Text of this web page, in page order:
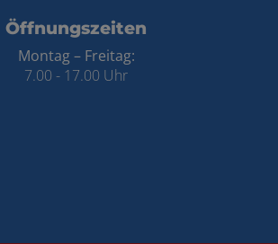
Öffnungszeiten
Montag – Freitag:
7.00 - 17.00 Uhr